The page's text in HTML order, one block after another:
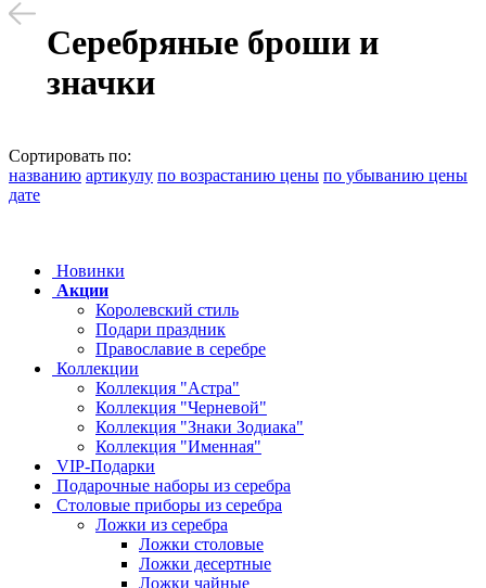
Серебряные броши и
значки
Сортировать по:
названию артикулу по возрастанию цены по убыванию цены
дате
Новинки
Акции
Королевский стиль
Подари праздник
Православие в серебре
Коллекции
Коллекция "Астра"
Коллекция "Черневой"
Коллекция "Знаки Зодиака"
Коллекция "Именная"
VIP-Подарки
Подарочные наборы из серебра
Столовые приборы из серебра
Ложки из серебра
Ложки столовые
Ложки десертные
Ложки чайные